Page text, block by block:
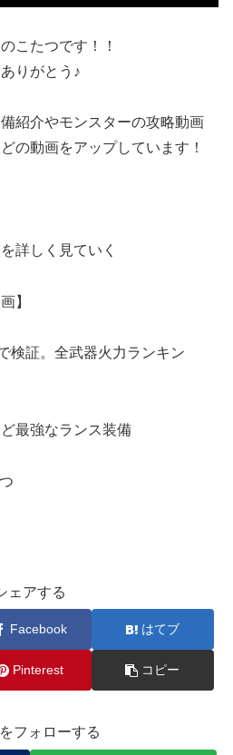
こたつです！！
りがとう♪
紹介やモンスターの攻略動画
の動画をアップしています！
詳しく見ていく
】
検証。全武器火力ランキン
最強なランス装備
ェアする
Facebook はてブ
Pinterest コピー
フォローする